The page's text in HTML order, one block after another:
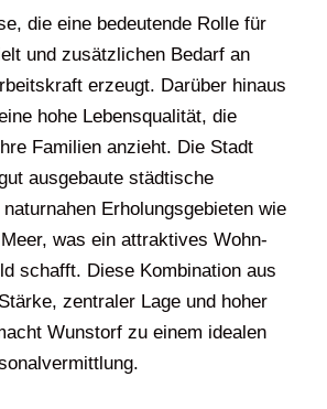
die eine bedeutende Rolle für
und zusätzlichen Bedarf an
erzeugt. Darüber hinaus
hohe Lebensqualität, die
Familien anzieht. Die Stadt
ausgebaute städtische
Erholungsgebieten wie
was ein attraktives Wohn-
schafft. Diese Kombination aus
zentraler Lage und hoher
Wunstorf zu einem idealen